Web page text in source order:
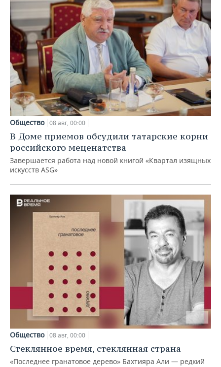
Общество 08 авг, 00:00
В Доме приемов обсудили татарские корни
российского меценатства
Завершается работа над новой книгой «Квартал изящных
искусств ASG»
Общество 08 авг, 00:00
Стеклянное время, стеклянная страна
«Последнее гранатовое дерево» Бахтияра Али — редкий